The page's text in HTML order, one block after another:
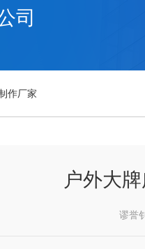
司
作厂家
户外大
谬誉